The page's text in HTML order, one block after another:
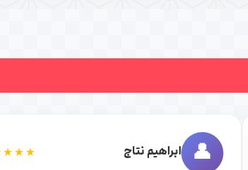
👤 ابراهیم نتاج